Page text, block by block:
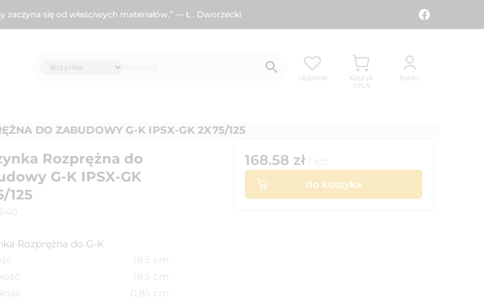
zaczyna się od właściwych materiałów.” — Ł . Dworzecki
Ulubione
Koszyk
0 PLN
Konto
DO ZABUDOWY G-K IPSX-GK 2X75/125
Rozprężna do
G-K IPSX-GK
125
Rozprężna do G-K
18.5 cm
18.5 cm
0.85 cm
168.58 zł
do koszyka